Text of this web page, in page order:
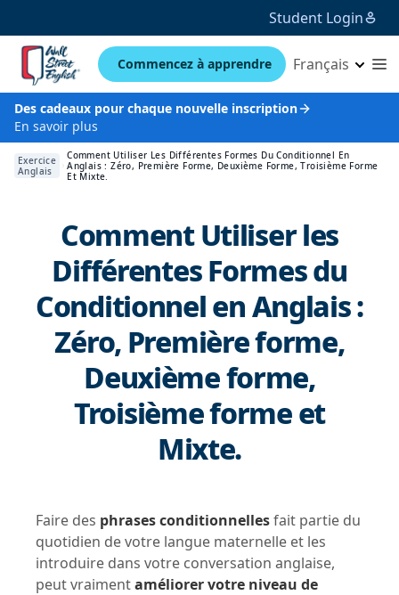
Student Login
Commencez à apprendre Français
Des cadeaux pour chaque nouvelle inscription
En savoir plus
Exercice
Anglais
Comment Utiliser Les Différentes Formes Du Conditionnel En
Anglais : Zéro, Première Forme, Deuxième Forme, Troisième Forme
Et Mixte.
Comment Utiliser les
Différentes Formes du
Conditionnel en Anglais :
Zéro, Première forme,
Deuxième forme,
Troisième forme et
Mixte.
Faire des phrases conditionnellesfait partie du
quotidien de votre langue maternelle et les
introduire dans votre conversation anglaise,
peut vraimentaméliorer votre niveau de